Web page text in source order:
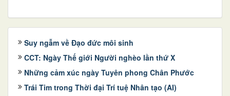
Suy ngẫm về Đạo đức môi sinh
CCT: Ngày Thế giới Người nghèo lần thứ X
Những cảm xúc ngày Tuyên phong Chân Phước
Trái Tim trong Thời đại Trí tuệ Nhân tạo (AI)